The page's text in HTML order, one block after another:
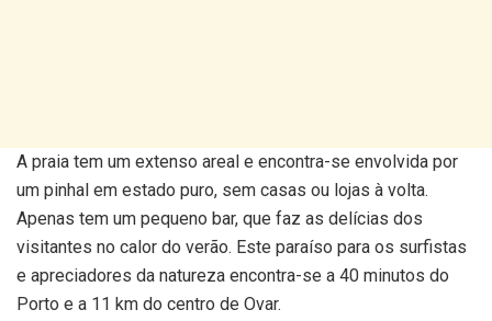
A praia tem um extenso areal e encontra-se envolvida por
um pinhal em estado puro, sem casas ou lojas à volta.
Apenas tem um pequeno bar, que faz as delícias dos
visitantes no calor do verão. Este paraíso para os surfistas
e apreciadores da natureza encontra-se a 40 minutos do
Porto e a 11 km do centro de Ovar.